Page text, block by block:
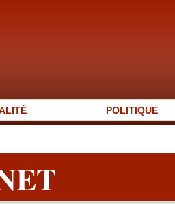
POLITIQUE
Kush,